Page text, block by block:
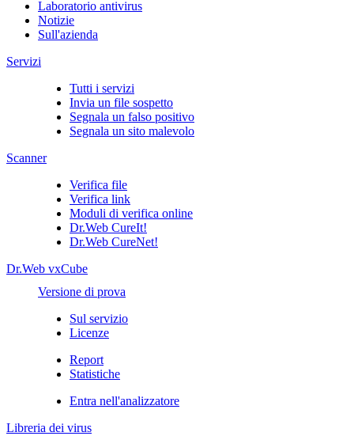
Laboratorio antivirus
Notizie
Sull'azienda
Servizi
Tutti i servizi
Invia un file sospetto
Segnala un falso positivo
Segnala un sito malevolo
Scanner
Verifica file
Verifica link
Moduli di verifica online
Dr.Web CureIt!
Dr.Web CureNet!
Dr.Web vxCube
Versione di prova
Sul servizio
Licenze
Report
Statistiche
Entra nell'analizzatore
Libreria dei virus